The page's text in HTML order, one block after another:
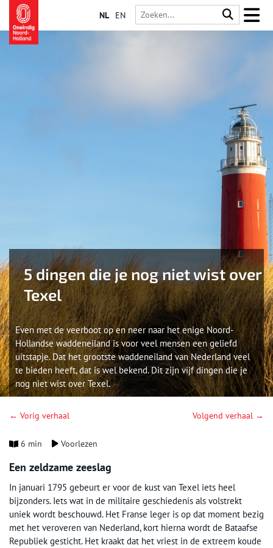
NL EN
5 dingen die je nog niet wist over
Texel
Even met de veerboot op en neer naar het enige Noord-
Hollandse waddeneiland is voor veel mensen een geliefd
uitstapje. Dat het grootste waddeneiland van Nederland veel
te bieden heeft, dat is wel bekend. Dit zijn vijf dingen die je
nog niet wist over Texel.
← Vorig verhaal Volgend verhaal →
6 min Voorlezen
Een zeldzame zeeslag
In januari 1795 gebeurt er voor de kust van Texel iets heel
bijzonders. Iets wat in de militaire geschiedenis als volstrekt
uniek wordt beschouwd. Het Franse leger is op dat moment bezig
met het veroveren van Nederland, kort hierna wordt de Bataafse
Republiek gesticht. Het kraakt dat het vriest in de extreem koude